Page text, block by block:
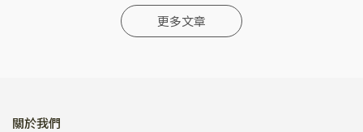
更多文章
關於我們